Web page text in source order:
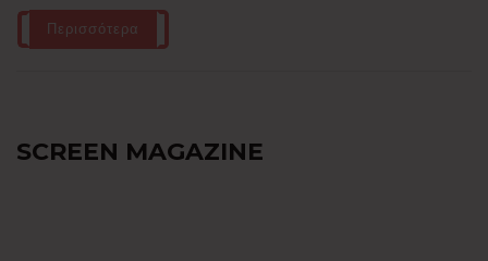
Περισσότερα
SCREEN MAGAZINE